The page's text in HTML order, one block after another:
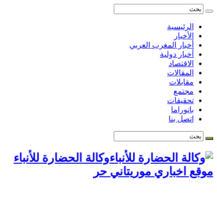
الرئيسية
الأخبار
أخبار المغرب العربي
أخبار دولية
الاقتصاد
المقالات
مقابلات
مجتمع
تحقيقات
بانوراما
اتصل بنا
وكالة الحضارة للأنباء
موقع اخباري موريتاني حر